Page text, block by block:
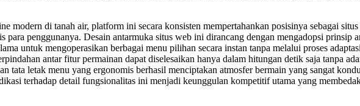
modern di tanah air, platform ini secara konsisten mempertahankan posisinya sebagai
para penggunanya. Desain antarmuka situs web ini dirancang dengan mengadopsi prinsip
untuk mengoperasikan berbagai menu pilihan secara instan tanpa melalui proses
antar fitur permainan dapat diselesaikan hanya dalam hitungan detik saja tanpa
letak menu yang ergonomis berhasil menciptakan atmosfer bermain yang sangat
terhadap detail fungsionalitas ini menjadi keunggulan kompetitif utama yang